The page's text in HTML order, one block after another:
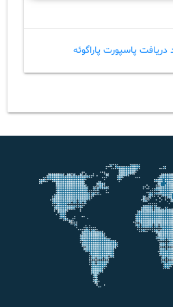
پاسپورت پاراگوئه